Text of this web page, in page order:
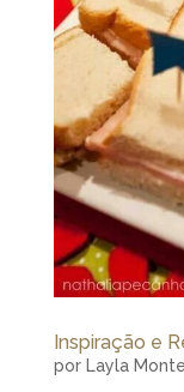
Inspiração e
por Layla